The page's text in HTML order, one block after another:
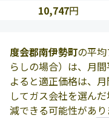
10,747円
度会郡南伊勢町の平
らしの場合）は、月
よると適正価格は、月
してガス会社を選ん
減できる可能性があり